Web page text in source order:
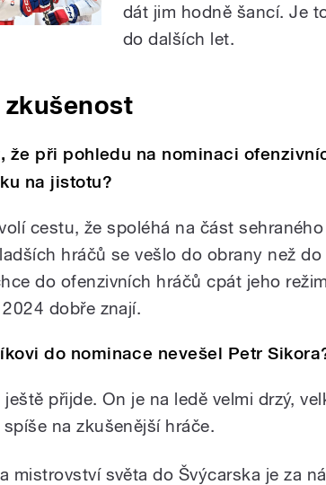
dát jim hodně šancí. Je
do dalších let.
že při pohledu na nominaci
na jistotu?
cestu, že spoléhá na část
hráčů se vešlo do obrany než
do ofenzivních hráčů cpát jeho
dobře znají.
do nominace nevešel Petr
přijde. On je na ledě velmi drzý,
na zkušenější hráče.
mistrovství světa do Švýcarska je za